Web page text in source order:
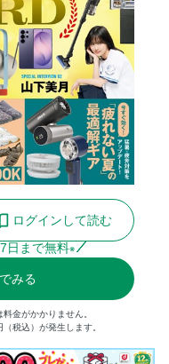
ログインして読む
7日まで無料※
みる
金がかかりません。
税込）が発生します。